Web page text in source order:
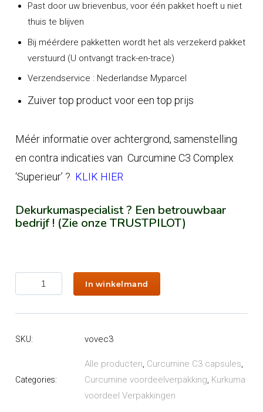
Past door uw brievenbus, voor één pakket hoeft u niet
thuis te blijven
Bij méérdere pakketten wordt het als verzekerd pakket
verstuurd (U ontvangt track-en-trace)
Verzendservice : Nederlandse Myparcel
Zuiver top product voor een top prijs
Méér informatie over achtergrond, samenstelling
en contra indicaties van Curcumine C3 Complex
‘Superieur’ ? KLIK HIER
Dekurkumaspecialist ? Een betrouwbaar
bedrijf ! (Zie onze TRUSTPILOT)
Curcumine
C3
'Superieur'
verpakking)
In winkelmand
SKU: vovec3
Categories:
Alle producten Curcumine C3 capsules
Curcumine voordeelverpakking Kurkuma
voordeel Verpakkingen